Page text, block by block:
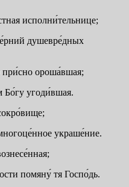
исполни́тельнице;
душевре́дных
при́сно ороша́вшая;
Бо́гу угоди́вшая.
украше́ние.
помяну́ тя Госпо́дь.